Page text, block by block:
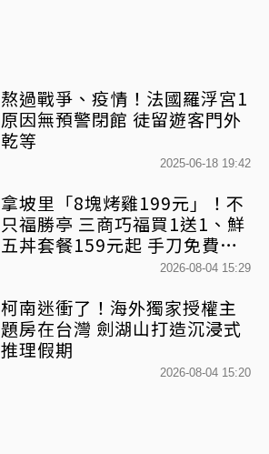
熬過戰爭、疫情！法國羅浮宮1
原因無預警閉館 徒留遊客門外
乾等
2025-06-18 19:42
拿坡里「8塊烤雞199元」！不
只福勝亭 三商巧福買1送1、鮮
五丼套餐159元起 手刀免費領
2026-08-04 15:29
柯南迷衝了！海外獨家授權主
題房在台灣 劍湖山打造沉浸式
推理假期
2026-08-04 15:20